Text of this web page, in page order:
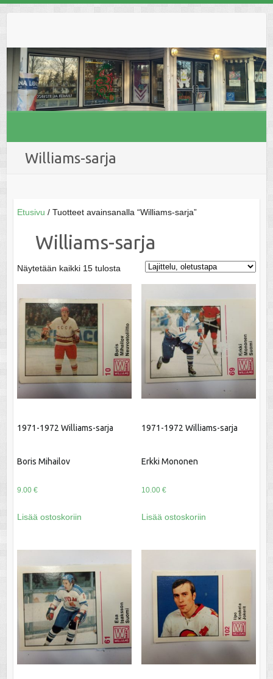
Williams-sarja
Etusivu / Tuotteet avainsanalla “Williams-sarja”
Williams-sarja
Näytetään kaikki 15 tulosta
1971-1972 Williams-sarja
Boris Mihailov
9.00 €
Lisää ostoskoriin
1971-1972 Williams-sarja
Erkki Mononen
10.00 €
Lisää ostoskoriin